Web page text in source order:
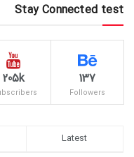
Stay Connected test
137
Followers
205k
Latest